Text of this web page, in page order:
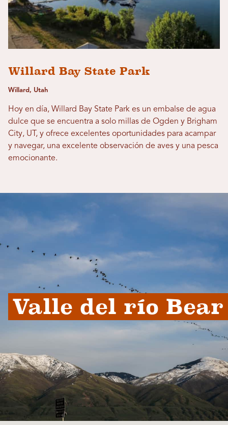
Willard Bay State Park
Willard, Utah
Hoy en día, Willard Bay State Park es un embalse de agua
dulce que se encuentra a solo millas de Ogden y Brigham
City, UT, y ofrece excelentes oportunidades para acampar
y navegar, una excelente observación de aves y una pesca
emocionante.
Valle del río Bear